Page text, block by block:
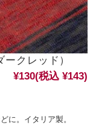
クレッド）
¥130(税込 ¥143)
に。イタリア製。